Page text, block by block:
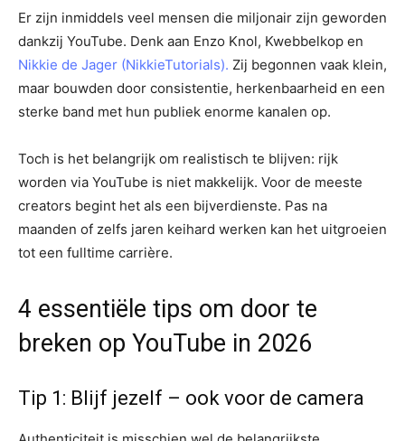
Er zijn inmiddels veel mensen die miljonair zijn geworden
dankzij YouTube. Denk aan Enzo Knol, Kwebbelkop en
Nikkie de Jager (NikkieTutorials). Zij begonnen vaak klein,
maar bouwden door consistentie, herkenbaarheid en een
sterke band met hun publiek enorme kanalen op.
Toch is het belangrijk om realistisch te blijven: rijk
worden via YouTube is niet makkelijk. Voor de meeste
creators begint het als een bijverdienste. Pas na
maanden of zelfs jaren keihard werken kan het uitgroeien
tot een fulltime carrière.
4 essentiële tips om door te
breken op YouTube in 2026
Tip 1: Blijf jezelf – ook voor de camera